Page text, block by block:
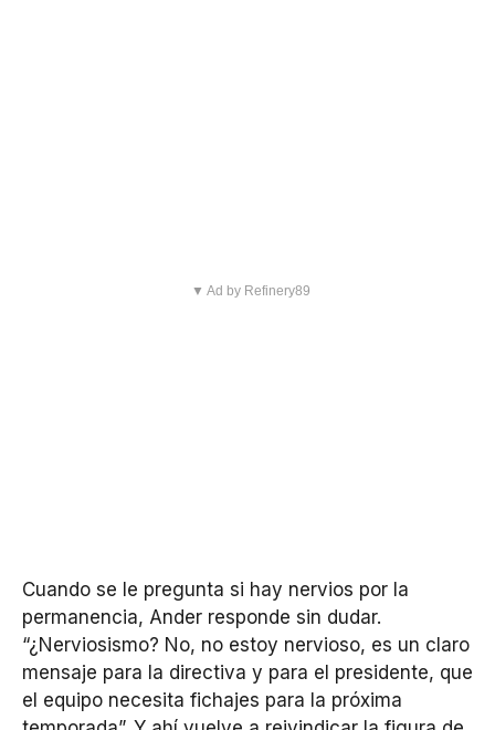
▼ Ad by Refinery89
Cuando se le pregunta si hay nervios por la
permanencia, Ander responde sin dudar.
“¿Nerviosismo? No, no estoy nervioso, es un claro
mensaje para la directiva y para el presidente, que
el equipo necesita fichajes para la próxima